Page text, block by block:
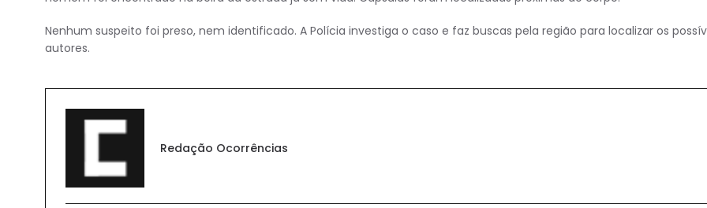
Nenhum suspeito foi preso, nem identificado. A Polícia investiga o caso e faz buscas pela região para localizar os
autores.
Redação Ocorrências